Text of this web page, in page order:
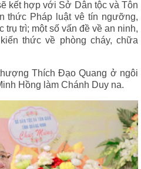
kết hợp với Sở Dân tộc và Tôn
thức Pháp luật vê tín ngưỡng,
trì; một số vấn đề về an ninh,
thức về phòng cháy, chữa
Thích Đạo Quang ở ngôi
Hồng làm Chánh Duy na.